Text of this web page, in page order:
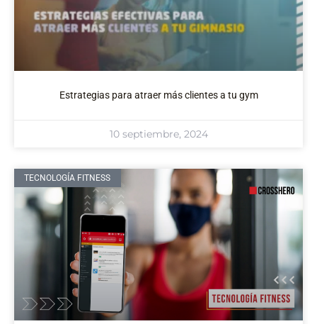
Estrategias para atraer más clientes a tu gym
10 septiembre, 2024
TECNOLOGÍA FITNESS